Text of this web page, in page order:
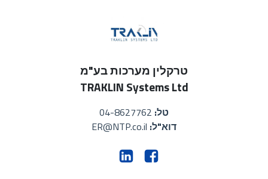
טרקלין מערכות בע"מ
TRAKLIN Systems Ltd
טל: 04-8627762
דוא"ל: ER@NTP.co.il